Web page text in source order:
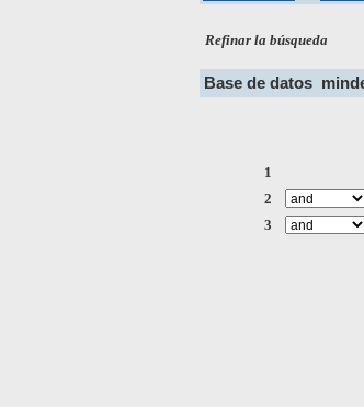
Refinar la búsqueda
Base de datos
1
2
3